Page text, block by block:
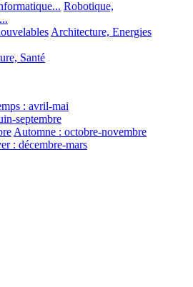
Robotique,
Architecture, Energies
Santé
: avril-mai
septembre
Automne : octobre-novembre
: décembre-mars